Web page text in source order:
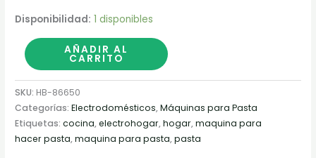
Disponibilidad: 1 disponibles
AÑADIR AL
CARRITO
SKU: HB-86650
Categorías:Electrodomésticos,Máquinas para Pasta
Etiquetas:cocina,electrohogar,hogar,maquina para
hacer pasta,maquina para pasta,pasta